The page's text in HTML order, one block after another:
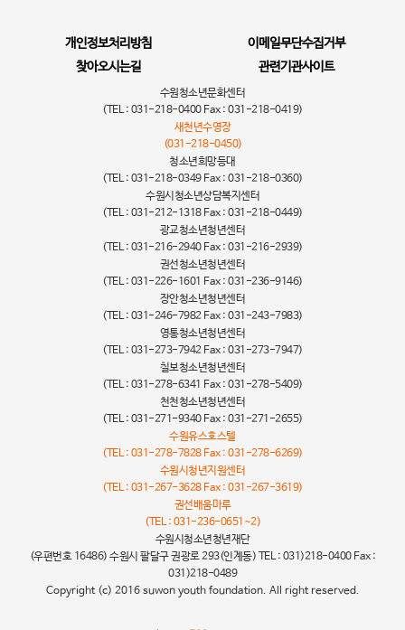
개인정보처리방침
이메일무단수집거부
찾아오시는길
관련기관사이트
수원청소년문화센터
(TEL : 031-218-0400 Fax : 031-218-0419)
새천년수영장
(031-218-0450)
청소년희망등대
(TEL : 031-218-0349 Fax : 031-218-0360)
수원시청소년상담복지센터
(TEL : 031-212-1318 Fax : 031-218-0449)
광교청소년청년센터
(TEL : 031-216-2940 Fax : 031-216-2939)
권선청소년청년센터
(TEL : 031-226-1601 Fax : 031-236-9146)
장안청소년청년센터
(TEL : 031-246-7982 Fax : 031-243-7983)
영통청소년청년센터
(TEL : 031-273-7942 Fax : 031-273-7947)
칠보청소년청년센터
(TEL : 031-278-6341 Fax : 031-278-5409)
천천청소년청년센터
(TEL : 031-271-9340 Fax : 031-271-2655)
수원유스호스텔
(TEL : 031-278-7828 Fax : 031-278-6269)
수원시청년지원센터
(TEL : 031-267-3628 Fax : 031-267-3619)
권선배움마루
(TEL : 031-236-0651~2)
수원시청소년청년재단
(우편번호 16486) 수원시 팔달구 권광로 293(인계동) TEL : 031)218-0400 Fax :
031)218-0489
Copyright (c) 2016 suwon youth foundation. All right reserved.